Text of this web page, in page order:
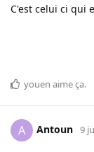
C'est celui ci qui
youen aime ça.
A Antoun 9